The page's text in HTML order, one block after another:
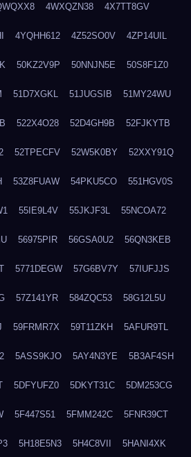
4WXQZN38 4X7TT8GV
4YQHH612 4Z52SO0V 4ZP14UIL
50KZ2V9P 50NNJN5E 50S8F1Z0
51D7XGKL 51JUGSIB 51MY24WU
522X4O28 52D4GH9B 52FJKYTB
52TPECFV 52W5K0BY 52XXY91Q
53Z8FUAW 54PKU5CO 551HGV0S
55IE9L4V 55JKJF3L 55NCOA72
56975PIR 56GSA0U2 56QN3KEB
5771DEGW 57G6BV7Y 57IUFJJS
57Z141YR 584ZQC53 58G12L5U
59FRMR7X 59T11ZKH 5AFUR9TL
5ASS9KJO 5AY4N3YE 5B3AF4SH
5DFYUFZ0 5DKYT31C 5DM253CG
5F447S51 5FMM242C 5FNR39CT
5H18E5N3 5H4C8VII 5HANI4XK